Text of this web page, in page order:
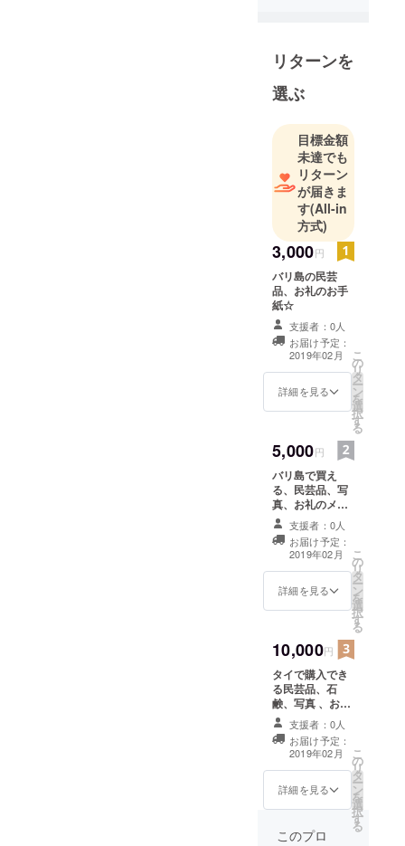
お母さんだ
から。子供
がいるか
ら。ではな
自分自信を
大事にし
Happyで居ら
れるような
女性が増え
たらいいな
と思い活動
していま
す。
リターンを
選ぶ
目標金額
未達でも
リターン
が届きま
す(All-in
方式)
3,000円
バリ島の民芸
品、お礼のお手
紙☆
支援者：0人
お届け予定：
2019年02月
詳細を見る
こ
の
リ
タ
ー
ン
を
選
択
す
る
5,000円
バリ島で買え
る、民芸品、写
真、お礼のメッ
セージ☆
支援者：0人
お届け予定：
2019年02月
詳細を見る
こ
の
リ
タ
ー
ン
を
選
択
す
る
10,000円
タイで購入でき
る民芸品、石
鹸、写真 、お礼
のメッセージ☆
支援者：0人
お届け予定：
2019年02月
詳細を見る
こ
の
リ
タ
ー
ン
を
選
択
す
る
このプロ